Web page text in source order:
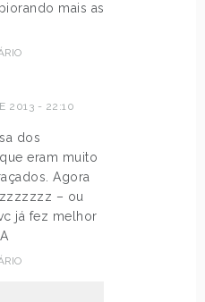
mais as
2013 - 22:10
dos
eram muito
Agora
– ou
já fez melhor